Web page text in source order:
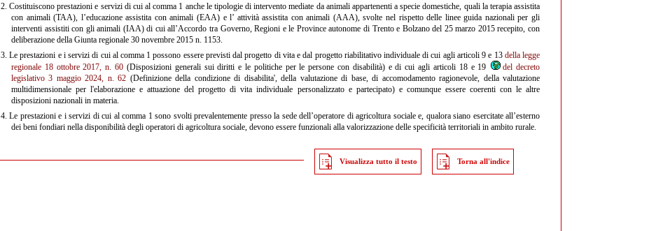
2.Costituiscono prestazioni e servizi di cui al comma 1 anche le tipologie di intervento mediate da animali appartenenti a specie domestiche, quali la terapia assistita
con animali (TAA), l’educazione assistita con animali (EAA) e l’ attività assistita con animali (AAA), svolte nel rispetto delle linee guida nazionali per gli
interventi assistiti con gli animali (IAA) di cui all’Accordo tra Governo, Regioni e le Province autonome di Trento e Bolzano del 25 marzo 2015 recepito, con
deliberazione della Giunta regionale 30 novembre 2015 n. 1153.
3.Le prestazioni e i servizi di cui al comma 1 possono essere previsti dal progetto di vita e dal progetto riabilitativo individuale di cui agli articoli 9 e 13 della legge
regionale 18 ottobre 2017, n. 60 (Disposizioni generali sui diritti e le politiche per le persone con disabilità) e di cui agli articoli 18 e 19
del decreto
legislativo 3 maggio 2024, n. 62 (Definizione della condizione di disabilita', della valutazione di base, di accomodamento ragionevole, della valutazione
multidimensionale per l'elaborazione e attuazione del progetto di vita individuale personalizzato e partecipato) e comunque essere coerenti con le altre
disposizioni nazionali in materia.
4.Le prestazioni e i servizi di cui al comma 1 sono svolti prevalentemente presso la sede dell’operatore di agricoltura sociale e, qualora siano esercitate all’esterno
dei beni fondiari nella disponibilità degli operatori di agricoltura sociale, devono essere funzionali alla valorizzazione delle specificità territoriali in ambito rurale.
Visualizza tutto il testo Torna all'indice